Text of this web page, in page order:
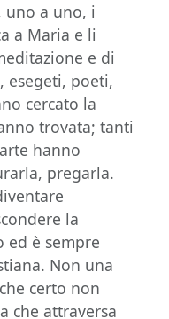
uno a uno, i
a Maria e li
e di
esegeti, poeti,
cercato la
trovata; tanti
hanno
pregarla.
la
ed è sempre
Non una
certo non
che attraversa